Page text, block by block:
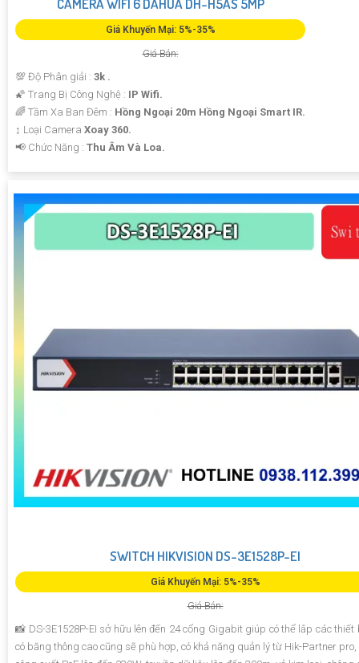
CAMERA WIFI 6 DAHUA DH-H5AS 5MP
Giá Khuyến Mại: 5%-35%
Giá Bán:
💯 Độ Phân giải : 3k .
🌠 Trang Bị Công Nghệ : IP Wifi.
🌈 Tầm Xa Ban Đêm : Hồng Ngoại 20m Hồng Ngoại Smart IR.
↕️ Loại Camera Xoay 360.
️📢 Chức Năng : Thu Âm Và Loa.
SWITCH HIKVISION DS-3E1528P-EI
Giá Khuyến Mại: 5%-35%
Giá Bán:
📸 DS-3E1528P-EI sở hữu lên đến 24 cổng Gigabit giúp có thể lắp các thiết
có băng thông cao cũng sẽ phù hợp, có khả năng quản lý từ Hik-Partner